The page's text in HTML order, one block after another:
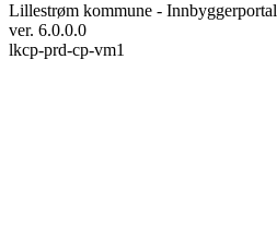
Lillestrøm kommune - Innbyggerportal
ver. 6.0.0.0
lkcp-prd-cp-vm1